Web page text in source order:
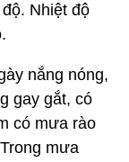
Nhiệt độ
nắng nóng,
gay gắt, có
có mưa rào
mưa